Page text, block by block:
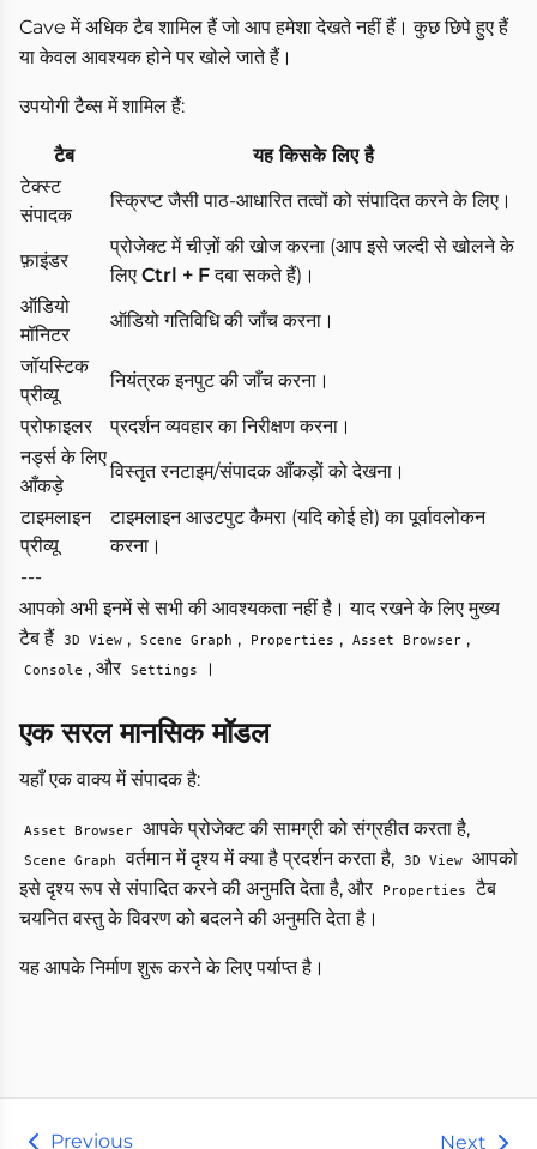
Cave में अधिक टैब शामिल हैं जो आप हमेशा देखते नहीं हैं। कुछ छिपे हुए हैं
या केवल आवश्यक होने पर खोले जाते हैं।
उपयोगी टैब्स में शामिल हैं:
टैब
यह किसके लिए है
टेक्स्ट
संपादक
स्क्रिप्ट जैसी पाठ-आधारित तत्वों को संपादित करने के लिए।
फ़ाइंडर
प्रोजेक्ट में चीज़ों की खोज करना (आप इसे जल्दी से खोलने के
लिए Ctrl + Fदबा सकते हैं)।
ऑडियो
मॉनिटर
ऑडियो गतिविधि की जाँच करना।
जॉयस्टिक
प्रीव्यू
नियंत्रक इनपुट की जाँच करना।
प्रोफाइलर
प्रदर्शन व्यवहार का निरीक्षण करना।
नर्ड्स के लिए
आँकड़े
विस्तृत रनटाइम/संपादक आँकड़ों को देखना।
टाइमलाइन
प्रीव्यू
टाइमलाइन आउटपुट कैमरा (यदि कोई हो) का पूर्वावलोकन
करना।
---
आपको अभी इनमें से सभी की आवश्यकता नहीं है। याद रखने के लिए मुख्य
टैब हैं 3D View , Scene Graph , Properties , Asset Browser ,
Console , और Settings ।
एक सरल मानसिक मॉडल
यहाँ एक वाक्य में संपादक है:
Asset Browser आपके प्रोजेक्ट की सामग्री को संग्रहीत करता है,
Scene Graph वर्तमान में दृश्य में क्या है प्रदर्शन करता है, 3D View आपको
इसे दृश्य रूप से संपादित करने की अनुमति देता है, और Properties टैब
चयनित वस्तु के विवरण को बदलने की अनुमति देता है।
यह आपके निर्माण शुरू करने के लिए पर्याप्त है।
Previous Next